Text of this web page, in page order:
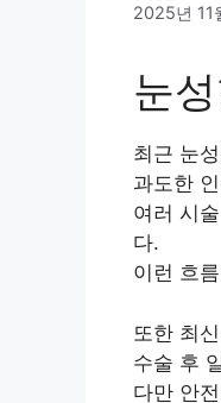
2025년 11
눈
최근 눈
과도한
여러 시
다.
이런 흐
또한 최
수술 후
다만 안